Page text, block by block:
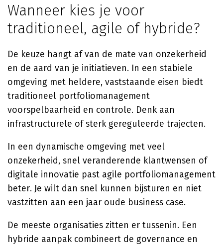
Wanneer kies je voor
traditioneel, agile of hybride?
De keuze hangt af van de mate van onzekerheid
en de aard van je initiatieven. In een stabiele
omgeving met heldere, vaststaande eisen biedt
traditioneel portfoliomanagement
voorspelbaarheid en controle. Denk aan
infrastructurele of sterk gereguleerde trajecten.
In een dynamische omgeving met veel
onzekerheid, snel veranderende klantwensen of
digitale innovatie past agile portfoliomanagement
beter. Je wilt dan snel kunnen bijsturen en niet
vastzitten aan een jaar oude business case.
De meeste organisaties zitten er tussenin. Een
hybride aanpak combineert de governance en